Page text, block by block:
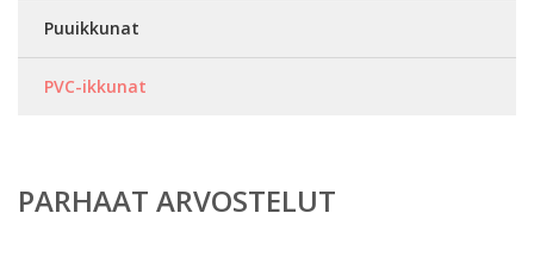
Puuikkunat
PVC-ikkunat
PARHAAT ARVOSTELUT